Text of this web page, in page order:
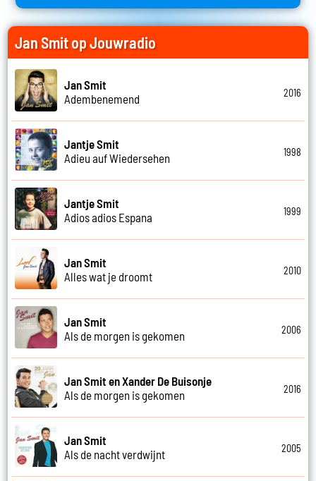
Jan Smit op Jouwradio
Jan Smit
Adembenemend
2016
Jantje Smit
Adieu auf Wiedersehen
1998
Jantje Smit
Adios adios Espana
1999
Jan Smit
Alles wat je droomt
2010
Jan Smit
Als de morgen is gekomen
2006
Jan Smit en Xander De Buisonje
Als de morgen is gekomen
2016
Jan Smit
Als de nacht verdwijnt
2005